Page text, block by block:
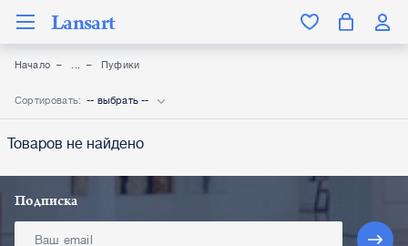
Lansart
Начало Пуфики
Сортировать: -- выбрать --
Товаров не найдено
Подписка